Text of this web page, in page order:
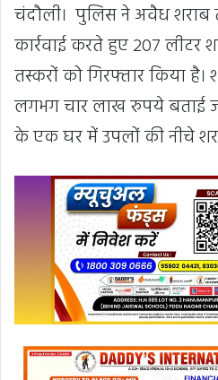
चंदौली। पुलिस ने अवैध
कार्रवाई करते हुए 207 लीटर
तस्करों को गिरफ्तार किया
लगभग चार लाख रुपये बताई
के एक घर में उपलों की नीचे